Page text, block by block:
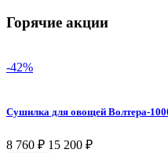
Горячие акции
-42%
Сушилка для овощей Волтера-
8 760 ₽ 15 200 ₽